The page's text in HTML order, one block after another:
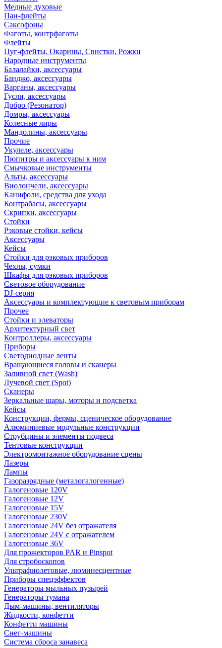
Медные духовые
Пан-флейты
Саксофоны
Фаготы, контрфаготы
Флейты
Цуг-флейты, Окарины, Свистки, Рожки
Народные инструменты
Балалайки, аксессуары
Банджо, аксессуары
Варганы, аксессуары
Гусли, аксессуары
Добро (Резонатор)
Домры, аксессуары
Колесные лиры
Мандолины, аксессуары
Прочие
Укулеле, аксессуары
Пюпитры и аксессуары к ним
Смычковые инструменты
Альты, аксессуары
Виолончели, аксессуары
Канифоли, средства для ухода
Контрабасы, аксессуары
Скрипки, аксессуары
Стойки
Рэковые стойки, кейсы
Аксессуары
Кейсы
Стойки для рэковых приборов
Чехлы, сумки
Шкафы для рэковых приборов
Световое оборудование
DJ-серия
Аксессуары и комплектующие к световым приборам
Прочее
Стойки и элеваторы
Архитектурный свет
Контроллеры, аксессуары
Приборы
Светодиодные ленты
Вращающиеся головы и сканеры
Заливной свет (Wash)
Лучевой свет (Spot)
Сканеры
Зеркальные шары, моторы и подсветка
Кейсы
Конструкции, фермы, сценическое оборудование
Алюминиевые модульные конструкции
Струбцины и элементы подвеса
Тентовые конструкции
Электромонтажное оборудование сцены
Лазеры
Лампы
Газоразрядные (металогалогенные)
Галогеновые 120V
Галогеновые 12V
Галогеновые 15V
Галогеновые 230V
Галогеновые 24V без отражателя
Галогеновые 24V с отражателем
Галогеновые 36V
Для прожекторов PAR и Pinspot
Для стробоскопов
Ультрафиолетовые, люминесцентные
Приборы спецэффектов
Генераторы мыльных пузырей
Генераторы тумана
Дым-машины, вентиляторы
Жидкости, конфетти
Конфетти машины
Снег-машины
Система сброса занавеса